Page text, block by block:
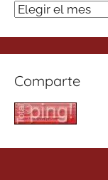
Archivo
Comparte